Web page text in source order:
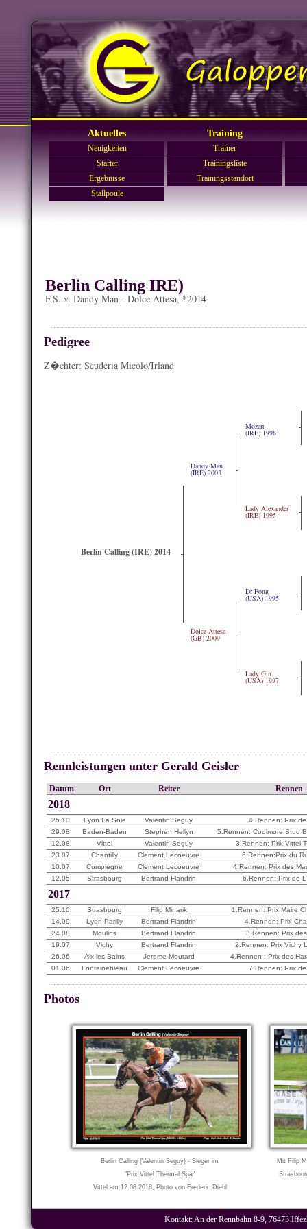
Aktuelles Training
Neuigkeiten
Starter
Ergebnisse
Stallpoule
Trainer
Trainingsliste
Trainingsstandort
Berlin Calling IRE)
F.S. v. Dandy Man - Dolce Attesa, *2014
Pedigree
Z�chter: Scuderia Micolo/Irland
Berlin Calling (IRE) 2014
Dandy Man
(IRE) 2003
Mozart
(IRE) 1998
Lady Alexander
(IRE) 1995
Dolce Attesa
(GB) 2009
Dr Fong
(USA) 1995
Lady Gin
(USA) 1997
Rennleistungen unter Gerald Geisler
Datum Ort Reiter Rennen
2018
25.10. Lyon La Soie Valentin Seguy
4.Rennen: Prix
29.08.
Baden-Baden Stephen Hellyn
5.Rennen: Coolmore Stud
12.08.
Vittel Valentin Seguy
3.Rennen: Prix Vittel
23.07.
Chantilly Clement Lecoeuvre
6.Rennen:Prix du
10.07.
Compiegne Clement Lecoeuvre
4.Rennen: Prix des
12.05.
Strasbourg Bertrand Flandrin 6.Rennen: Prix de
2017
25.10. Strasbourg Filip Minarik
1.Rennen: Prix Maire
14.09.
Lyon Parilly Bertrand Flandrin
4.Rennen: Prix
24.08.
Moulins Bertrand Flandrin
3.Rennen: Prix
19.07.
Vichy Bertrand Flandrin
2.Rennen: Prix Vichy
26.06.
Aix-les-Bains Jerome Moutard
4.Rennen : Prix des
01.06.
Fontainebleau Clement Lecoeuvre 7.Rennen: Prix
Photos
Berlin Calling (Valentin Seguy) - Sieger im
"Prix Vittel Thermal Spa"
Vittel am 12.08.2018, Photo von Frederic Diehl
Mit Filip
Kontakt: An der Rennbahn 8-9, 76473